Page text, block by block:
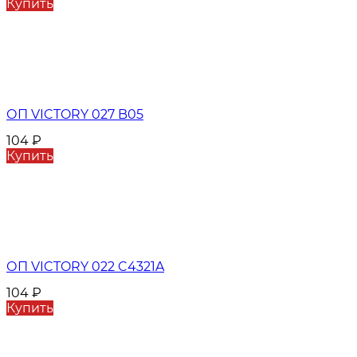
Купить
ОП VICTORY 027 B05
104 ₽
Купить
ОП VICTORY 022 C4321A
104 ₽
Купить